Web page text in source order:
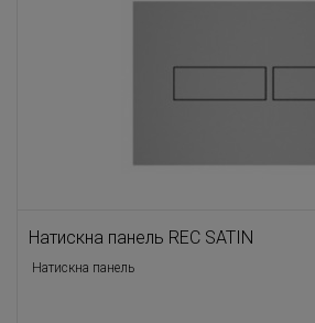
Натискна панель REC SATIN
Натискна панель